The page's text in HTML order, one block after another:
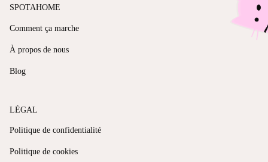
SPOTAHOME
Comment ça marche
À propos de nous
Blog
LÉGAL
Politique de confidentialité
Politique de cookies